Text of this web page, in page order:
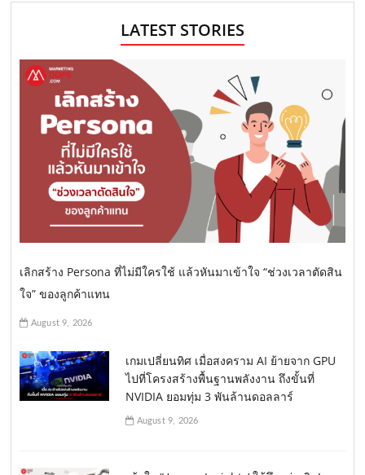
LATEST STORIES
เลิกสร้าง Persona ที่ไม่มีใครใช้ แล้วหันมาเข้าใจ “ช่วงเวลาตัดสิน
ใจ” ของลูกค้าแทน
August 9, 2026
เกมเปลี่ยนทิศ เมื่อสงคราม AI ย้ายจาก GPU
ไปที่โครงสร้างพื้นฐานพลังงาน ถึงขั้นที่
NVIDIA ยอมทุ่ม 3 พันล้านดอลลาร์
August 9, 2026